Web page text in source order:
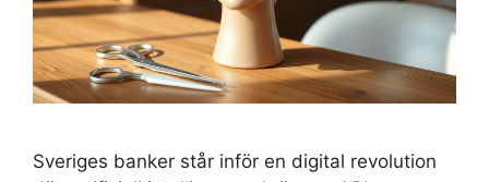
Sveriges banker står inför en digital revolution